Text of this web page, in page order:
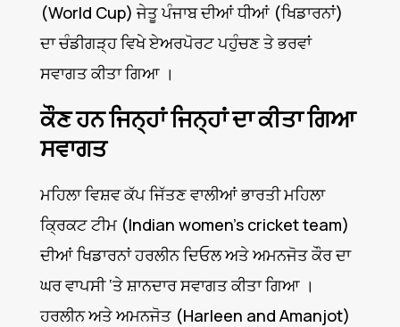
(World Cup) ਜੇਤੂ ਪੰਜਾਬ ਦੀਆਂ ਧੀਆਂ (ਖਿਡਾਰਨਾਂ)
ਦਾ ਚੰਡੀਗੜ੍ਹ ਵਿਖੇ ਏਅਰਪੋਰਟ ਪਹੁੰਚਣ ਤੇ ਭਰਵਾਂ
ਸਵਾਗਤ ਕੀਤਾ ਗਿਆ ।
ਕੌਣ ਹਨ ਜਿਨ੍ਹਾਂ ਜਿਨ੍ਹਾਂ ਦਾ ਕੀਤਾ ਗਿਆ
ਸਵਾਗਤ
ਮਹਿਲਾ ਵਿਸ਼ਵ ਕੱਪ ਜਿੱਤਣ ਵਾਲੀਆਂ ਭਾਰਤੀ ਮਹਿਲਾ
ਕ੍ਰਿਕਟ ਟੀਮ (Indian women’s cricket team)
ਦੀਆਂ ਖਿਡਾਰਨਾਂ ਹਰਲੀਨ ਦਿਓਲ ਅਤੇ ਅਮਨਜੋਤ ਕੌਰ ਦਾ
ਘਰ ਵਾਪਸੀ ‘ਤੇ ਸ਼ਾਨਦਾਰ ਸਵਾਗਤ ਕੀਤਾ ਗਿਆ ।
ਹਰਲੀਨ ਅਤੇ ਅਮਨਜੋਤ (Harleen and Amanjot)